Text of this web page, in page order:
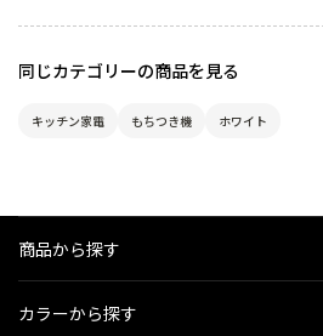
同じカテゴリーの商品を見る
キッチン家電 もちつき機 ホワイト
商品から探す
カラーから探す